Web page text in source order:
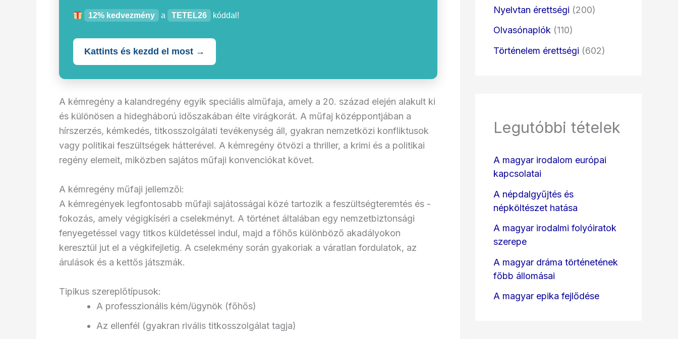
12% kedvezmény a TETEL26 kóddal!
Kattints és kezdd el most →
A kémregény a kalandregény egyik speciális alműfaja, amely a 20. század elején alakult ki
és különösen a hidegháború időszakában élte virágkorát. A műfaj középpontjában a
hírszerzés, kémkedés, titkosszolgálati tevékenység áll, gyakran nemzetközi konfliktusok
vagy politikai feszültségek hátterével. A kémregény ötvözi a thriller, a krimi és a politikai
regény elemeit, miközben sajátos műfaji konvenciókat követ.
A kémregény műfaji jellemzői:
A kémregények legfontosabb műfaji sajátosságai közé tartozik a feszültségteremtés és -
fokozás, amely végigkíséri a cselekményt. A történet általában egy nemzetbiztonsági
fenyegetéssel vagy titkos küldetéssel indul, majd a főhős különböző akadályokon
keresztül jut el a végkifejletig. A cselekmény során gyakoriak a váratlan fordulatok, az
árulások és a kettős játszmák.
Tipikus szereplőtípusok:
A professzionális kém/ügynök (főhős)
Az ellenfél (gyakran rivális titkosszolgálat tagja)
Nyelvtan érettségi (200)
Olvasónaplók (110)
Történelem érettségi (602)
Legutóbbi tételek
A magyar irodalom európai
kapcsolatai
A népdalgyűjtés és
népköltészet hatása
A magyar irodalmi folyóiratok
szerepe
A magyar dráma történetének
főbb állomásai
A magyar epika fejlődése